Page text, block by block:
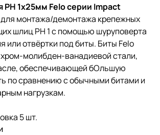
РН 1х25мм Felo серии Impact
монтажа/демонтажа крепежных
шлиц РН 1 с помощью шуруповерта
или отвёртки под биты. Биты Felo
хром-молибден-ванадиевой стали,
обеспечивающей бОльшую
по сравнению с обычными битами и
нагрузкам.
5 шт.